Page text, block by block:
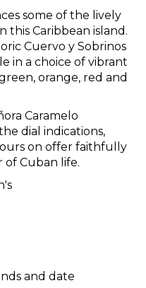
some of the lively
this Caribbean island.
Cuervo y Sobrinos
in a choice of vibrant
orange, red and
Caramelo
dial indications,
on offer faithfully
Cuban life.
and date